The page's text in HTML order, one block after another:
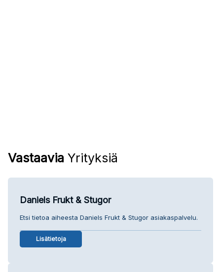
Vastaavia Yrityksiä
Daniels Frukt & Stugor
Etsi tietoa aiheesta Daniels Frukt & Stugor asiakaspalvelu.
Lisätietoja